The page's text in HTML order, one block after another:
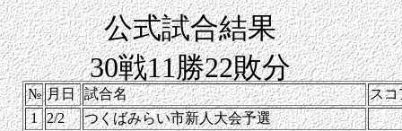
公式試合結果
30戦11勝22敗分
№ 月日 試合名
スコ
1 2/2
つくばみらい市新人大会予選